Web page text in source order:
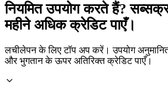
नियमित उपयोग करते हैं?
महीने अधिक क्रेडिट पाएँ।
लचीलेपन के लिए टॉप अप करें। उपयोग
और भुगतान के ऊपर अतिरिक्त क्रेडिट पाएँ।